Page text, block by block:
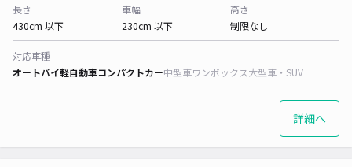
長さ
430cm 以下
車幅
230cm 以下
高さ
制限なし
対応車種
オートバイ軽自動車コンパクトカー中型車ワンボックス大型車・SUV
詳細へ